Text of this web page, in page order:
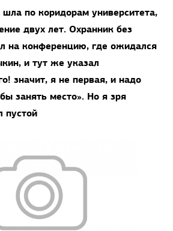
по коридорам университета,
двух лет. Охранник без
на конференцию, где ожидался
и тут же указал
значит, я не первая, и надо
занять место». Но я зря
пустой